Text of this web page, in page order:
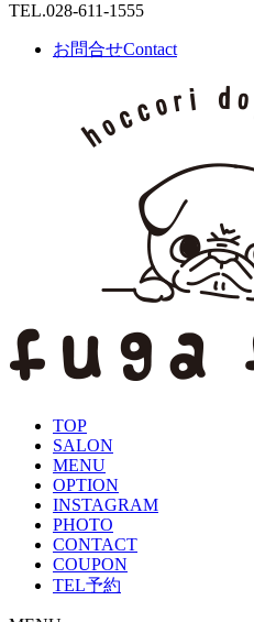
TEL.028-611-1555
お問合せContact
TOP
SALON
MENU
OPTION
INSTAGRAM
PHOTO
CONTACT
COUPON
TEL予約